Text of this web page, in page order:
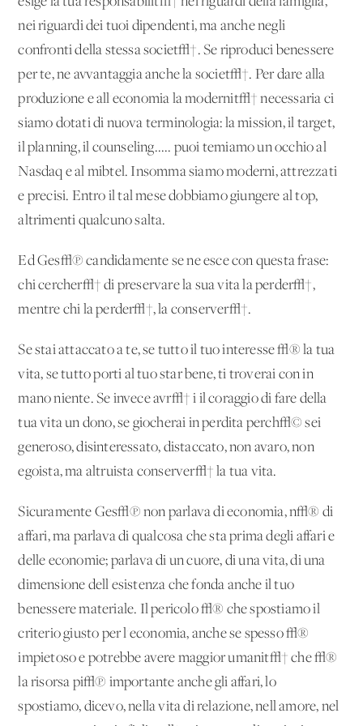
nei riguardi dei tuoi dipendenti, ma anche negli
confronti della stessa societ√†. Se riproduci benessere
per te, ne avvantaggia anche la societ√†. Per dare alla
produzione e all'economia la modernit√† necessaria ci
siamo dotati di nuova terminologia: la mission, il target,
il planning, il counseling..... puoi temiamo un occhio al
Nasdaq e al mibtel. Insomma siamo moderni, attrezzati
e precisi. Entro il tal mese dobbiamo giungere al top,
altrimenti qualcuno salta.
Ed Ges√π candidamente se ne esce con questa frase:
chi cercher√† di preservare la sua vita la perder√†,
mentre chi la perder√†, la conserver√†.
Se stai attaccato a te, se tutto il tuo interesse √® la tua
vita, se tutto porti al tuo star bene, ti troverai con in
mano niente. Se invece avr√† i il coraggio di fare della
tua vita un dono, se giocherai in perdita perch√© sei
generoso, disinteressato, distaccato, non avaro, non
egoista, ma altruista conserver√† la tua vita.
Sicuramente Ges√π non parlava di economia, n√® di
affari, ma parlava di qualcosa che sta prima degli affari e
delle economie; parlava di un cuore, di una vita, di una
dimensione dell'esistenza che fonda anche il tuo
benessere materiale. Il pericolo √® che spostiamo il
criterio giusto per l'economia, anche se spesso √®
impietoso e potrebbe avere maggior umanit√† che √®
la risorsa pi√π importante anche gli affari, lo
spostiamo, dicevo, nella vita di relazione, nell'amore, nel